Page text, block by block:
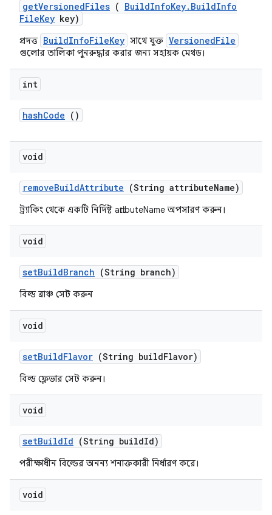
getVersionedFiles ( BuildInfoKey. BuildInfo
FileKey key)
প্রদত্ত BuildInfoFileKey সাথে যুক্ত VersionedFile
গুলোর তালিকা পুনরুদ্ধার করার জন্য সহায়ক মেথড।
int
hashCode ()
void
removeBuildAttribute (String attributeName)
ট্র্যাকিং থেকে একটি নির্দিষ্ট attributeName অপসারণ করুন।
void
setBuildBranch (String branch)
বিল্ড ব্রাঞ্চ সেট করুন
void
setBuildFlavor (String buildFlavor)
বিল্ড ফ্লেভার সেট করুন।
void
setBuildId (String buildId)
পরীক্ষাধীন বিল্ডের অনন্য শনাক্তকারী নির্ধারণ করে।
void